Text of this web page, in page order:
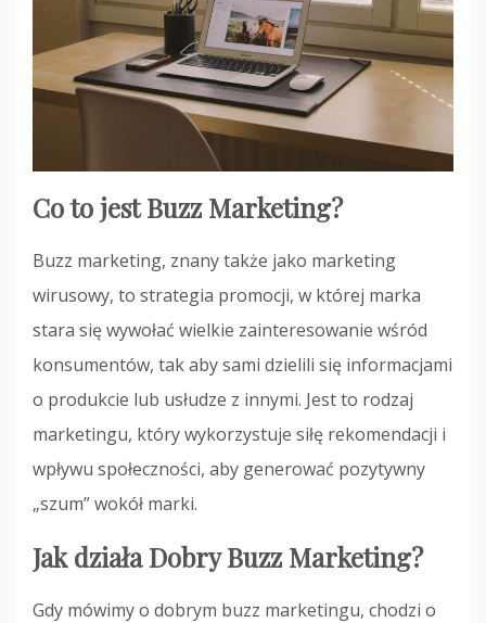
Co to jest Buzz Marketing?
Buzz marketing, znany także jako marketing
wirusowy, to strategia promocji, w której marka
stara się wywołać wielkie zainteresowanie wśród
konsumentów, tak aby sami dzielili się informacjami
o produkcie lub usłudze z innymi. Jest to rodzaj
marketingu, który wykorzystuje siłę rekomendacji i
wpływu społeczności, aby generować pozytywny
„szum” wokół marki.
Jak działa Dobry Buzz Marketing?
Gdy mówimy o dobrym buzz marketingu, chodzi o